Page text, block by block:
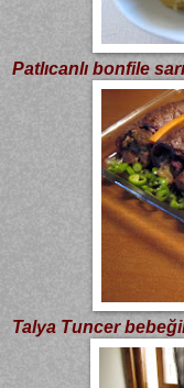
Patlıcanlı bonfile
Talya Tuncer